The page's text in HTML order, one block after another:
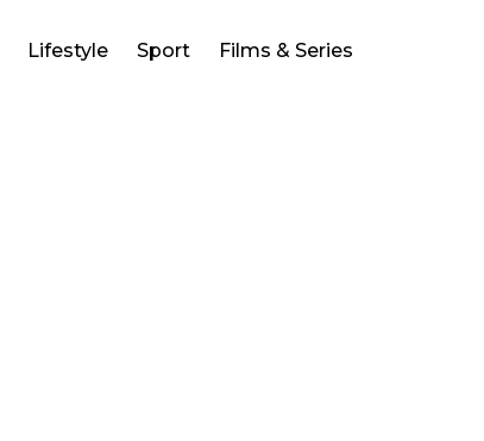
Lifestyle Sport Films & Series